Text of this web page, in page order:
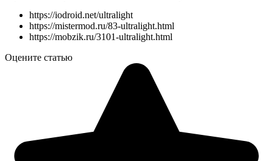
https://iodroid.net/ultralight
https://mistermod.ru/83-ultralight.html
https://mobzik.ru/3101-ultralight.html
Оцените статью